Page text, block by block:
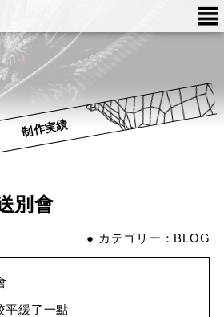
制作実績
別會
● カテゴリー： BLOG
平緩了一點